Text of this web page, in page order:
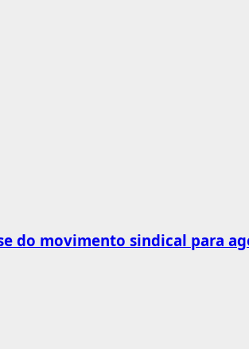
do movimento sindical para